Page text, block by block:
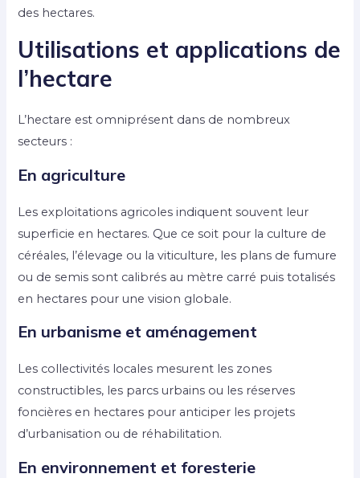
des hectares.
Utilisations et applications de
l’hectare
L’hectare est omniprésent dans de nombreux
secteurs :
En agriculture
Les exploitations agricoles indiquent souvent leur
superficie en hectares. Que ce soit pour la culture de
céréales, l’élevage ou la viticulture, les plans de fumure
ou de semis sont calibrés au mètre carré puis totalisés
en hectares pour une vision globale.
En urbanisme et aménagement
Les collectivités locales mesurent les zones
constructibles, les parcs urbains ou les réserves
foncières en hectares pour anticiper les projets
d’urbanisation ou de réhabilitation.
En environnement et foresterie